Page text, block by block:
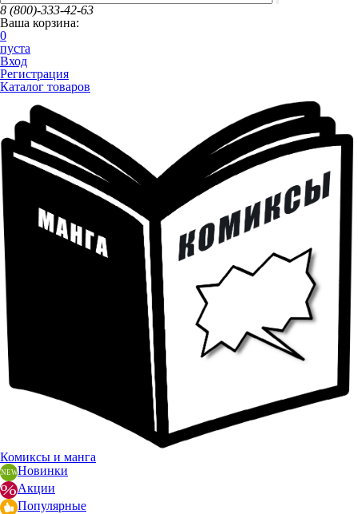
8 (800)-333-42-63
Ваша корзина:
0
пуста
Вход
Регистрация
Каталог товаров
Комиксы и манга
Новинки
Акции
Популярные